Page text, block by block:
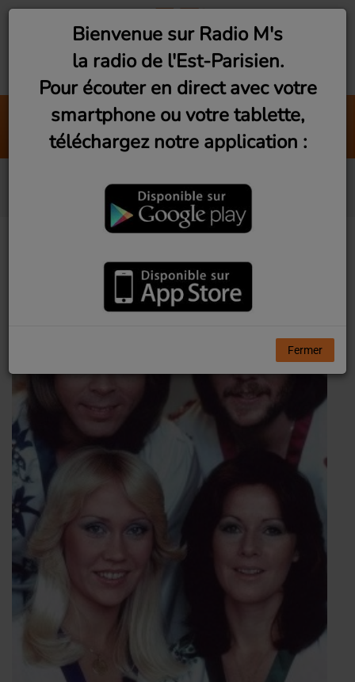
Everything About You
Ugly Kid Joe
ABBA
Bienvenue sur Radio M's
la radio de l'Est-Parisien.
Pour écouter en direct avec votre
smartphone ou votre tablette,
téléchargez notre application :
Fermer